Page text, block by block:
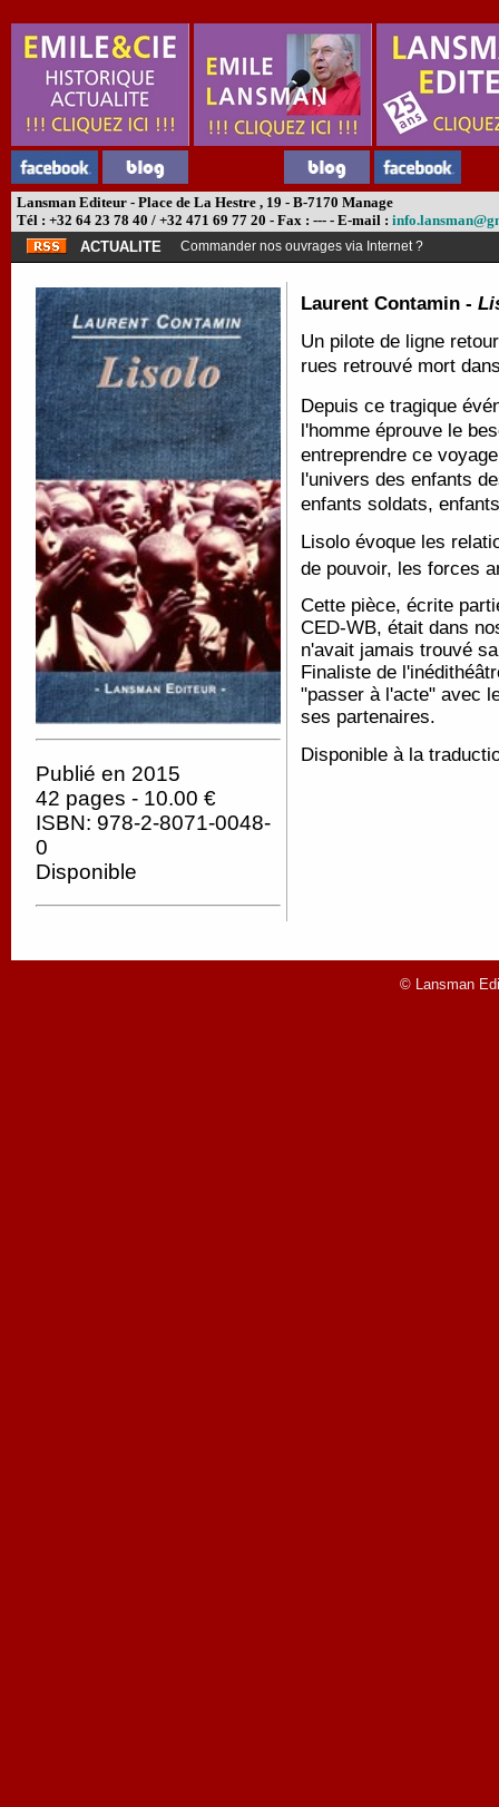
Lansman Editeur - Place de La Hestre , 19 - B-7170 Manage
Tél : +32 64 23 78 40 / +32 471 69 77 20 - Fax : --- - E-mail :
ACTUALITE
Commander nos ouvrages via Internet ?
Publié en 2015
42 pages - 10.00 €
ISBN: 978-2-8071-0048-
0
Disponible
Laurent Contamin -
Un pilote de ligne
rues retrouvé mort
Depuis ce tragique
l'homme éprouve le
entreprendre ce
l'univers des enfants
enfants soldats,
Lisolo évoque les
de pouvoir, les forces
Cette pièce, écrite
CED-WB, était dans
n'avait jamais trouvé
Finaliste de
"passer à l'acte" avec
ses partenaires.
Disponible à la
© Lansman